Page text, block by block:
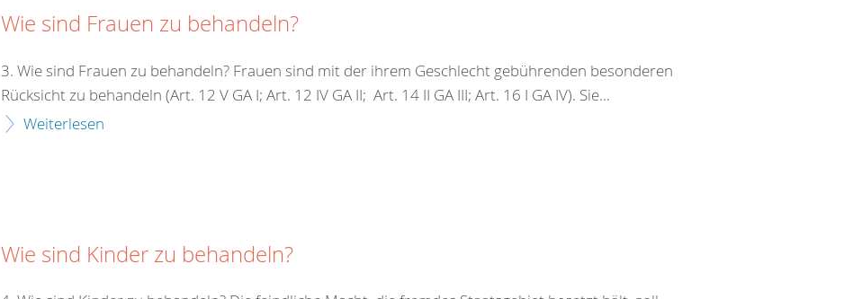
Wie sind Frauen zu behandeln?
3. Wie sind Frauen zu behandeln? Frauen sind mit der ihrem Geschlecht gebührenden besonderen
Rücksicht zu behandeln (Art. 12 V GA I; Art. 12 IV GA II; Art. 14 II GA III; Art. 16 I GA IV). Sie...
Weiterlesen
Wie sind Kinder zu behandeln?